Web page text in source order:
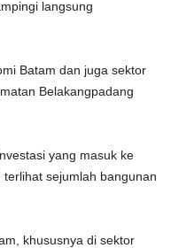
langsung
Batam dan juga sektor
Belakangpadang
yang masuk ke
sejumlah bangunan
khususnya di sektor